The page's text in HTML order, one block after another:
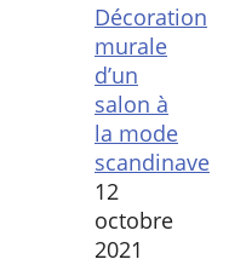
Décoration
murale
d’un
salon à
la mode
scandinave
12
octobre
2021